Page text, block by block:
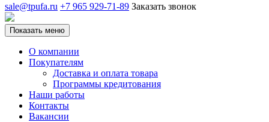
sale@tpufa.ru +7 965 929-71-89 Заказать звонок
Показать меню
О компании
Покупателям
Доставка и оплата товара
Программы кредитования
Наши работы
Контакты
Вакансии